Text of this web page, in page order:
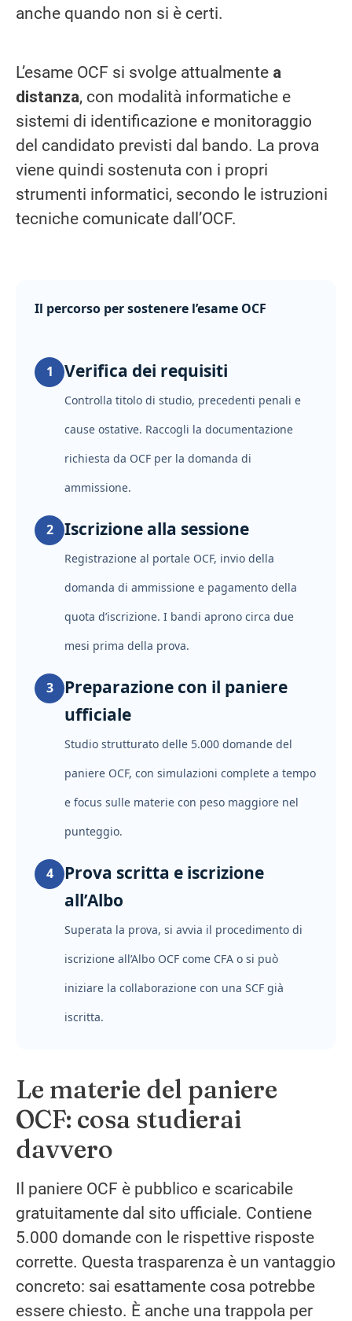
anche quando non si è certi.
L’esame OCF si svolge attualmente a
distanza, con modalità informatiche e
sistemi di identificazione e monitoraggio
del candidato previsti dal bando. La prova
viene quindi sostenuta con i propri
strumenti informatici, secondo le istruzioni
tecniche comunicate dall’OCF.
Il percorso per sostenere l’esame OCF
1 Verifica dei requisiti
Controlla titolo di studio, precedenti penali e
cause ostative. Raccogli la documentazione
richiesta da OCF per la domanda di
ammissione.
2 Iscrizione alla sessione
Registrazione al portale OCF, invio della
domanda di ammissione e pagamento della
quota d’iscrizione. I bandi aprono circa due
mesi prima della prova.
3
Preparazione con il paniere
ufficiale
Studio strutturato delle 5.000 domande del
paniere OCF, con simulazioni complete a tempo
e focus sulle materie con peso maggiore nel
punteggio.
4
Prova scritta e iscrizione
all’Albo
Superata la prova, si avvia il procedimento di
iscrizione all’Albo OCF come CFA o si può
iniziare la collaborazione con una SCF già
iscritta.
Le materie del paniere
OCF: cosa studierai
davvero
Il paniere OCF è pubblico e scaricabile
gratuitamente dal sito ufficiale. Contiene
5.000 domande con le rispettive risposte
corrette. Questa trasparenza è un vantaggio
concreto: sai esattamente cosa potrebbe
essere chiesto. È anche una trappola per